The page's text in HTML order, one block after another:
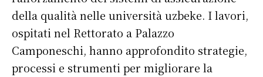
della qualità nelle università uzbeke. I lavori,
ospitati nel Rettorato a Palazzo
Camponeschi, hanno approfondito strategie,
processi e strumenti per migliorare la